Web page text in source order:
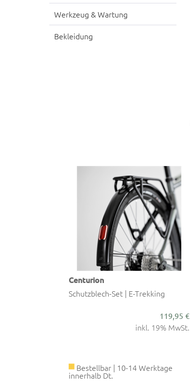
Werkzeug & Wartung
Bekleidung
Centurion
Schutzblech-Set | E-Trekking
119,95 €
inkl. 19% MwSt.
Bestellbar | 10-14 Werktage
innerhalb Dt.